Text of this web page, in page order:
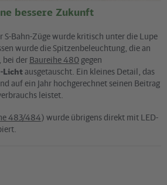
bessere Zukunft
S-Bahn-Züge wurde kritisch unter die Lupe
wurde die Spitzenbeleuchtung, die an
bei der Baureihe 480 gegen
Lichtausgetauscht. Ein kleines Detail, das
auf ein Jahr hochgerechnet seinen Beitrag
leistet.
483/484) wurde übrigens direkt mit LED-